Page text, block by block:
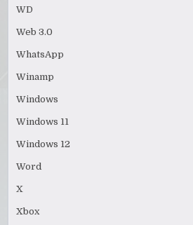
WD
Web 3.0
WhatsApp
Winamp
Windows
Windows 11
Windows 12
Word
X
Xbox